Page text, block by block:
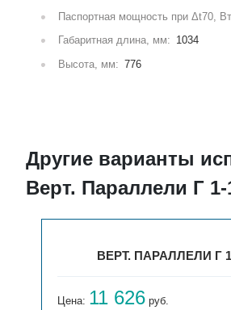
Паспортная мощность при Δt70,
Габаритная длина, мм: 1034
Высота, мм: 776
Другие варианты
Верт. Параллели Г 1-
ВЕРТ. ПАРАЛЛЕЛИ Г
Цена: 11 626 руб.